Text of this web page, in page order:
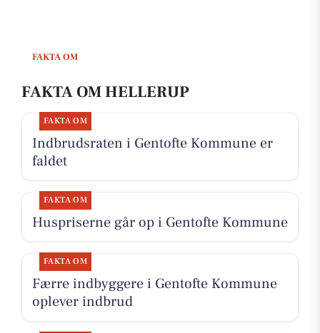
FAKTA OM
FAKTA OM HELLERUP
FAKTA OM
Indbrudsraten i Gentofte Kommune er
faldet
FAKTA OM
Huspriserne går op i Gentofte Kommune
FAKTA OM
Færre indbyggere i Gentofte Kommune
oplever indbrud